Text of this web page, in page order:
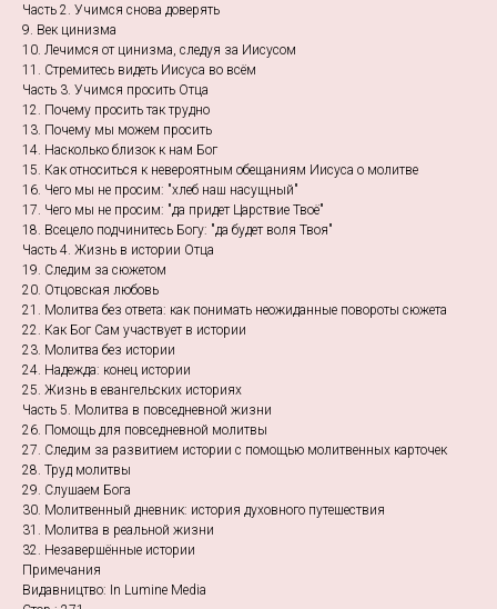
Часть 2. Учимся снова доверять
9. Век цинизма
10. Лечимся от цинизма, следуя за Иисусом
11. Стремитесь видеть Иисуса во всём
Часть 3. Учимся просить Отца
12. Почему просить так трудно
13. Почему мы можем просить
14. Насколько близок к нам Бог
15. Как относиться к невероятным обещаниям Иисуса о молитве
16. Чего мы не просим: "хлеб наш насущный"
17. Чего мы не просим: "да придет Царствие Твоё"
18. Всецело подчинитесь Богу: "да будет воля Твоя"
Часть 4. Жизнь в истории Отца
19. Следим за сюжетом
20. Отцовская любовь
21. Молитва без ответа: как понимать неожиданные повороты сюжета
22. Как Бог Сам участвует в истории
23. Молитва без истории
24. Надежда: конец истории
25. Жизнь в евангельских историях
Часть 5. Молитва в повседневной жизни
26. Помощь для повседневной молитвы
27. Следим за развитием истории с помощью молитвенных карточек
28. Труд молитвы
29. Слушаем Бога
30. Молитвенный дневник: история духовного путешествия
31. Молитва в реальной жизни
32. Незавершённые истории
Примечания
Видавництво: In Lumine Media